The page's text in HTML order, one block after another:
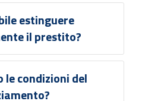
estinguere
il prestito?
le condizioni del